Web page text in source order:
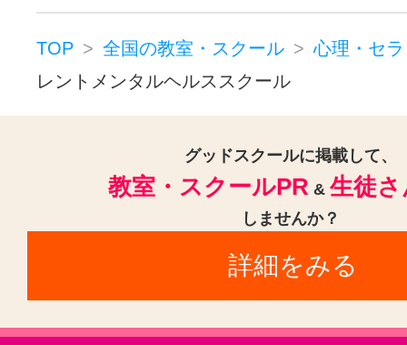
TOP 全国の教室・スクール
心理・セ
レントメンタルヘルススクール
グッドスクールに掲載して、
教室・スクールPR & 生徒
しませんか？
詳細をみる